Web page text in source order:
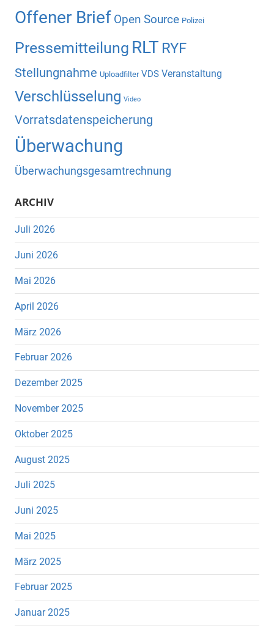
Offener Brief Open Source Polizei
Pressemitteilung RLT RYF
Stellungnahme Uploadfilter VDS Veranstaltung
Verschlüsselung Video
Vorratsdatenspeicherung
Überwachung
Überwachungsgesamtrechnung
ARCHIV
Juli 2026
Juni 2026
Mai 2026
April 2026
März 2026
Februar 2026
Dezember 2025
November 2025
Oktober 2025
August 2025
Juli 2025
Juni 2025
Mai 2025
März 2025
Februar 2025
Januar 2025